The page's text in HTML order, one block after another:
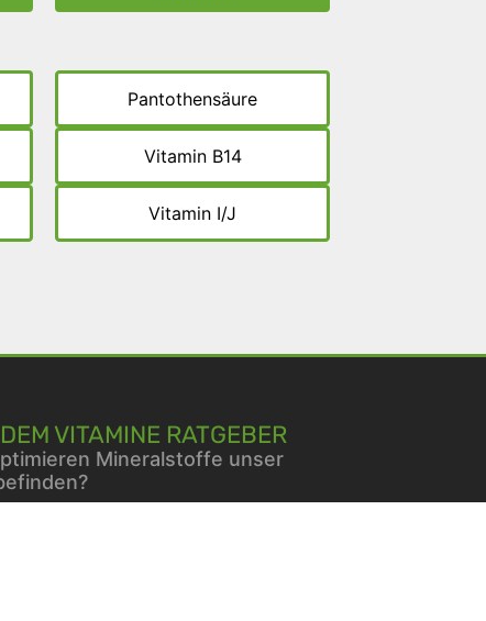
Pantothensäure
Vitamin B14
Vitamin I/J
VITAMINE RATGEBER
Mineralstoffe unser